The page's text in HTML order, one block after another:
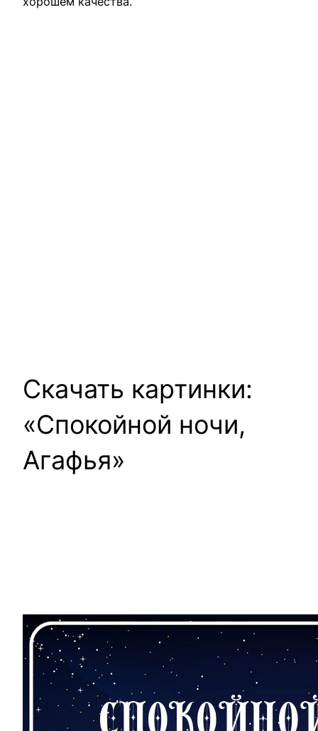
Скачать картинки:
«Спокойной ночи,
Агафья»